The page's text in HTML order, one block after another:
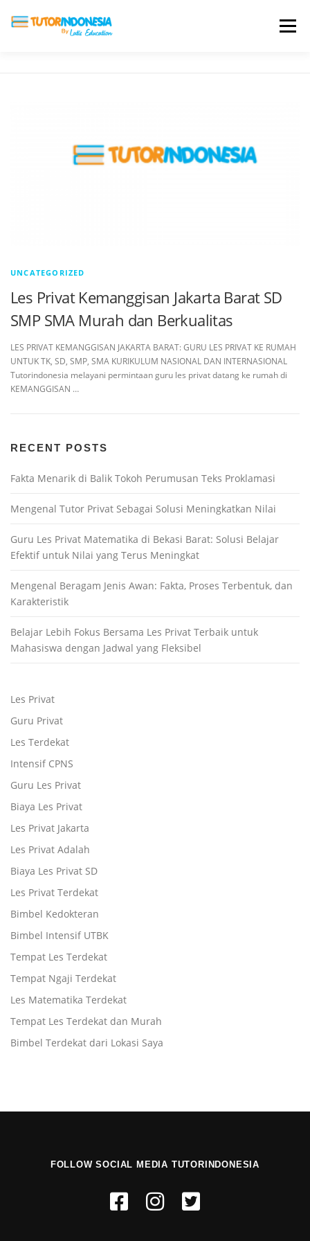
Menu
UNCATEGORIZED
Les Privat Kemanggisan Jakarta Barat SD
SMP SMA Murah dan Berkualitas
LES PRIVAT KEMANGGISAN JAKARTA BARAT: GURU LES PRIVAT KE RUMAH
UNTUK TK, SD, SMP, SMA KURIKULUM NASIONAL DAN INTERNASIONAL
Tutorindonesia melayani permintaan guru les privat datang ke rumah di
KEMANGGISAN …
RECENT POSTS
Fakta Menarik di Balik Tokoh Perumusan Teks Proklamasi
Mengenal Tutor Privat Sebagai Solusi Meningkatkan Nilai
Guru Les Privat Matematika di Bekasi Barat: Solusi Belajar
Efektif untuk Nilai yang Terus Meningkat
Mengenal Beragam Jenis Awan: Fakta, Proses Terbentuk, dan
Karakteristik
Belajar Lebih Fokus Bersama Les Privat Terbaik untuk
Mahasiswa dengan Jadwal yang Fleksibel
Les Privat
Guru Privat
Les Terdekat
Intensif CPNS
Guru Les Privat
Biaya Les Privat
Les Privat Jakarta
Les Privat Adalah
Biaya Les Privat SD
Les Privat Terdekat
Bimbel Kedokteran
Bimbel Intensif UTBK
Tempat Les Terdekat
Tempat Ngaji Terdekat
Les Matematika Terdekat
Tempat Les Terdekat dan Murah
Bimbel Terdekat dari Lokasi Saya
FOLLOW SOCIAL MEDIA TUTORINDONESIA